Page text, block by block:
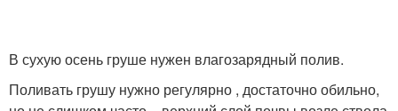
В сухую осень груше нужен влагозарядный полив.
Поливать грушу нужно регулярно , достаточно обильно,